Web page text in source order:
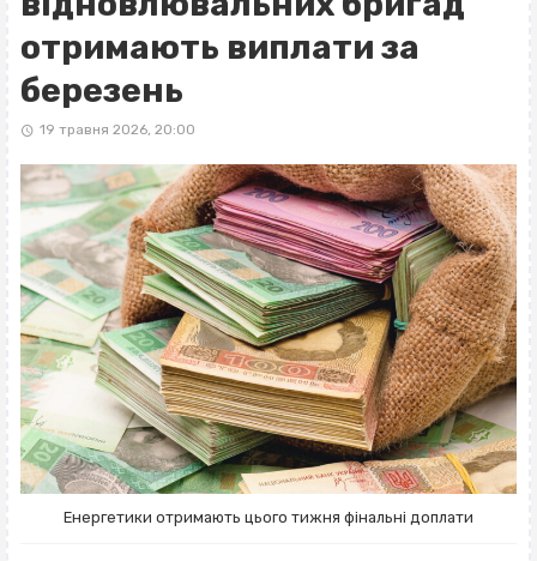
отримають виплати за
березень
19 травня 2026, 20:00
Енергетики отримають цього тижня фінальні доплати